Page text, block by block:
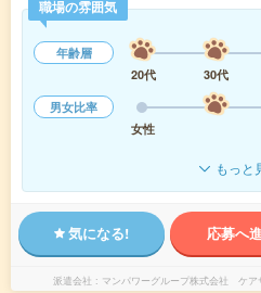
職場の雰囲気
年齢層
20代
30代
男女比率
女性
もっと
気になる! 応募へ
派遣会社 マンパワーグループ株式会社 ケア